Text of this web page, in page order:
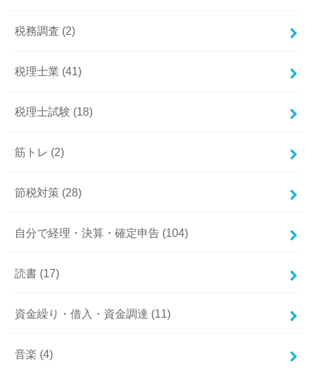
税務調査 (2)
税理士業 (41)
税理士試験 (18)
筋トレ (2)
節税対策 (28)
自分で経理・決算・確定申告 (104)
読書 (17)
資金繰り・借入・資金調達 (11)
音楽 (4)